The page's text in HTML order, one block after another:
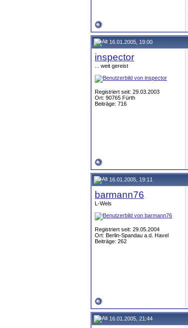
16.01.2005, 19:00
inspector
... weit gereist
Registriert seit: 29.03.2003
Ort: 90765 Fürth
Beiträge: 716
16.01.2005, 19:11
barmann76
L-Wels
Registriert seit: 29.05.2004
Ort: Berlin-Spandau a.d. Havel
Beiträge: 262
16.01.2005, 21:44